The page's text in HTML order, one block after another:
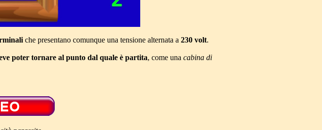
che presentano comunque una tensione alternata a 230 volt.
poter tornare al punto dal quale è partita, come una cabina di